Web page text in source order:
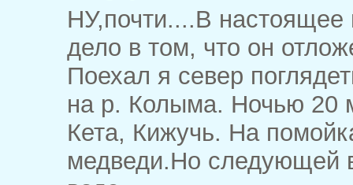
НУ,почти....В настоящее
дело в том, что он
Поехал я север
на р. Колыма. Ночью 20
Кета, Кижучь. На
медведи.Но следующей